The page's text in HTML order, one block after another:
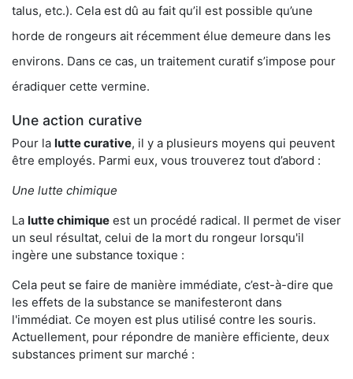
talus, etc.). Cela est dû au fait qu’il est possible qu’une
horde de rongeurs ait récemment élue demeure dans les
environs. Dans ce cas, un traitement curatif s’impose pour
éradiquer cette vermine.
Une action curative
Pour la lutte curative, il y a plusieurs moyens qui peuvent
être employés. Parmi eux, vous trouverez tout d’abord :
Une lutte chimique
La lutte chimique est un procédé radical. Il permet de viser
un seul résultat, celui de la mort du rongeur lorsqu'il
ingère une substance toxique :
Cela peut se faire de manière immédiate, c’est-à-dire que
les effets de la substance se manifesteront dans
l'immédiat. Ce moyen est plus utilisé contre les souris.
Actuellement, pour répondre de manière efficiente, deux
substances priment sur marché :